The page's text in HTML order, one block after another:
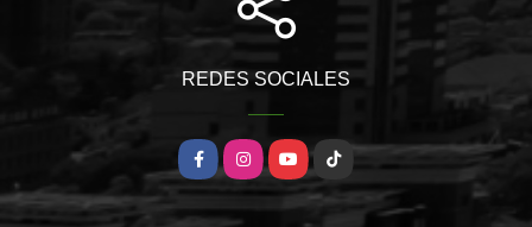
REDES SOCIALES
FacebookInstagramYouTubeTikTok